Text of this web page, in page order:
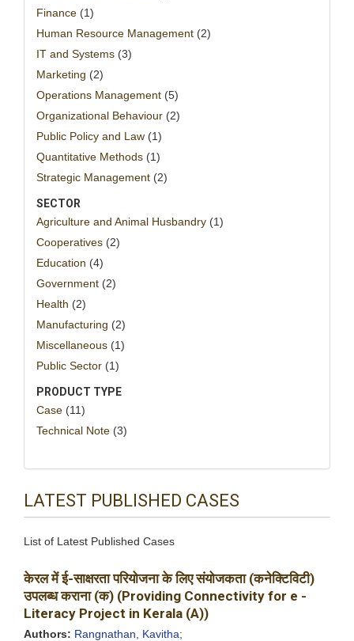
Finance (1)
Human Resource Management (2)
IT and Systems (3)
Marketing (2)
Operations Management (5)
Organizational Behaviour (2)
Public Policy and Law (1)
Quantitative Methods (1)
Strategic Management (2)
SECTOR
Agriculture and Animal Husbandry (1)
Cooperatives (2)
Education (4)
Government (2)
Health (2)
Manufacturing (2)
Miscellaneous (1)
Public Sector (1)
PRODUCT TYPE
Case (11)
Technical Note (3)
LATEST PUBLISHED CASES
List of Latest Published Cases
केरल में ई-साक्षरता परियोजना के लिए संयोजकता (कनेक्टिविटी)
उपलब्ध कराना (क) (Providing Connectivity for e -
Literacy Project in Kerala (A))
Authors: Rangnathan, Kavitha;